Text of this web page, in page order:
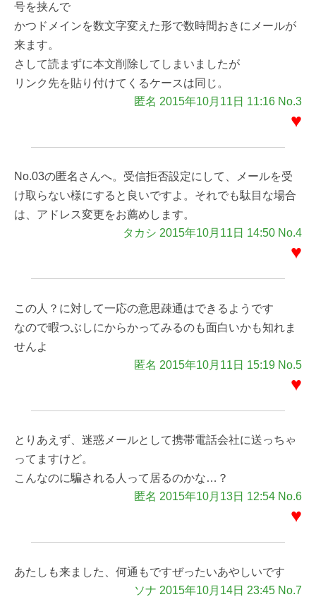
号を挟んで
かつドメインを数文字変えた形で数時間おきにメールが
来ます。
さして読まずに本文削除してしまいましたが
リンク先を貼り付けてくるケースは同じ。
匿名 2015年10月11日 11:16 No.3
♥
No.03の匿名さんへ。受信拒否設定にして、メールを受
け取らない様にすると良いですよ。それでも駄目な場合
は、アドレス変更をお薦めします。
タカシ 2015年10月11日 14:50 No.4
♥
この人？に対して一応の意思疎通はできるようです
なので暇つぶしにからかってみるのも面白いかも知れま
せんよ
匿名 2015年10月11日 15:19 No.5
♥
とりあえず、迷惑メールとして携帯電話会社に送っちゃ
ってますけど。
こんなのに騙される人って居るのかな…？
匿名 2015年10月13日 12:54 No.6
♥
あたしも来ました、何通もですぜったいあやしいです
ソナ 2015年10月14日 23:45 No.7